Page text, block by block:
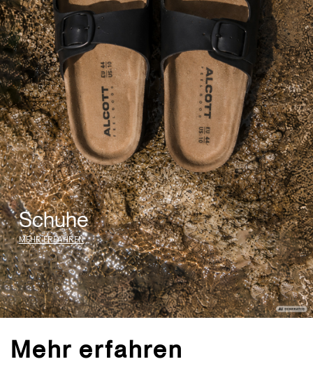
Schuhe
MEHR ERFAHREN
Mehr erfahren